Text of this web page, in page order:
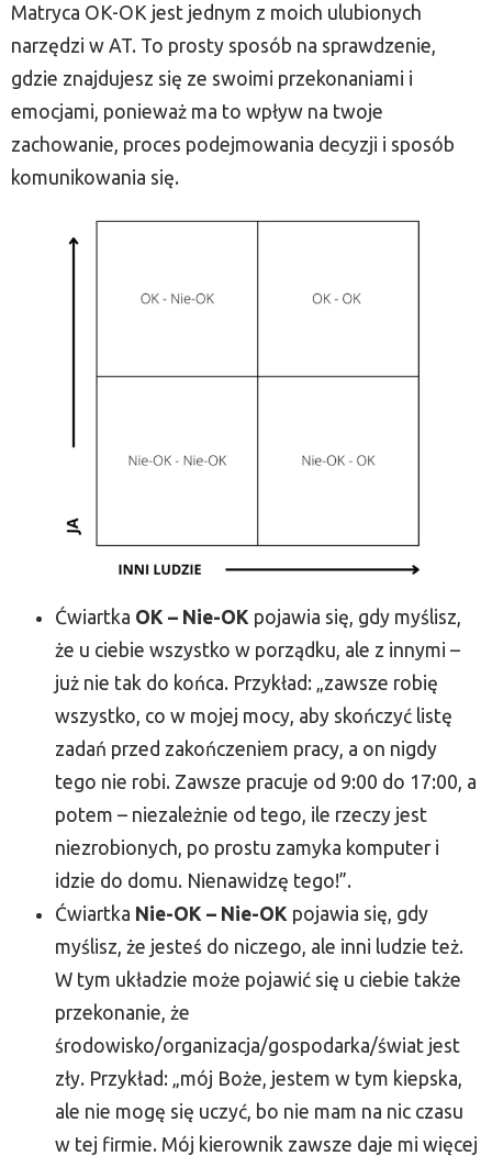
Matryca OK-OK jest jednym z moich ulubionych
narzędzi w AT. To prosty sposób na sprawdzenie,
gdzie znajdujesz się ze swoimi przekonaniami i
emocjami, ponieważ ma to wpływ na twoje
zachowanie, proces podejmowania decyzji i sposób
komunikowania się.
Ćwiartka OK – Nie-OK pojawia się, gdy myślisz,
że u ciebie wszystko w porządku, ale z innymi –
już nie tak do końca. Przykład: „zawsze robię
wszystko, co w mojej mocy, aby skończyć listę
zadań przed zakończeniem pracy, a on nigdy
tego nie robi. Zawsze pracuje od 9:00 do 17:00, a
potem – niezależnie od tego, ile rzeczy jest
niezrobionych, po prostu zamyka komputer i
idzie do domu. Nienawidzę tego!”.
Ćwiartka Nie-OK – Nie-OK pojawia się, gdy
myślisz, że jesteś do niczego, ale inni ludzie też.
W tym układzie może pojawić się u ciebie także
przekonanie, że
środowisko/organizacja/gospodarka/świat jest
zły. Przykład: „mój Boże, jestem w tym kiepska,
ale nie mogę się uczyć, bo nie mam na nic czasu
w tej firmie. Mój kierownik zawsze daje mi więcej